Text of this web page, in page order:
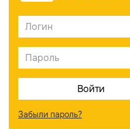
Забыли пароль?